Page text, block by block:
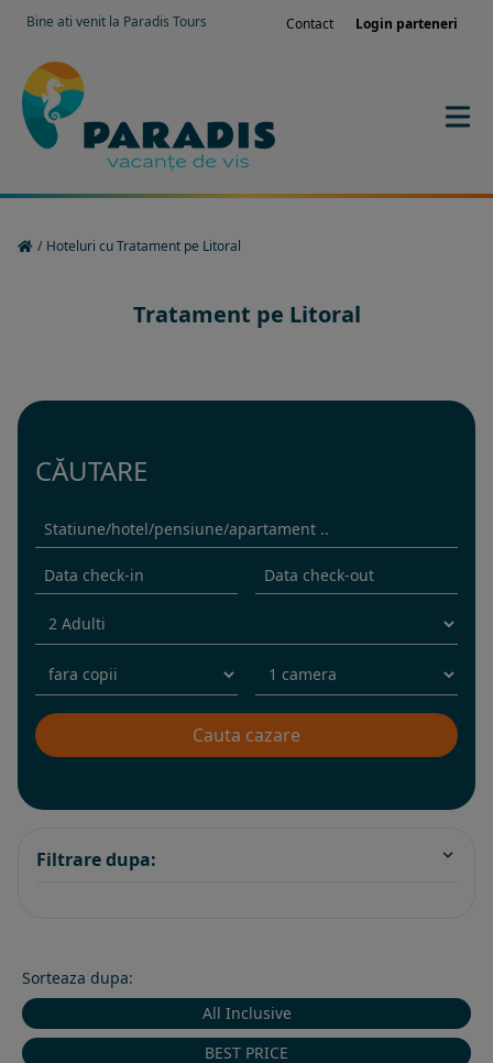
Bine ati venit la Paradis Tours Contact Login parteneri
/ Hoteluri cu Tratament pe Litoral
Tratament pe Litoral
CĂUTARE
Filtrare dupa:
Sorteaza dupa:
All Inclusive
BEST PRICE